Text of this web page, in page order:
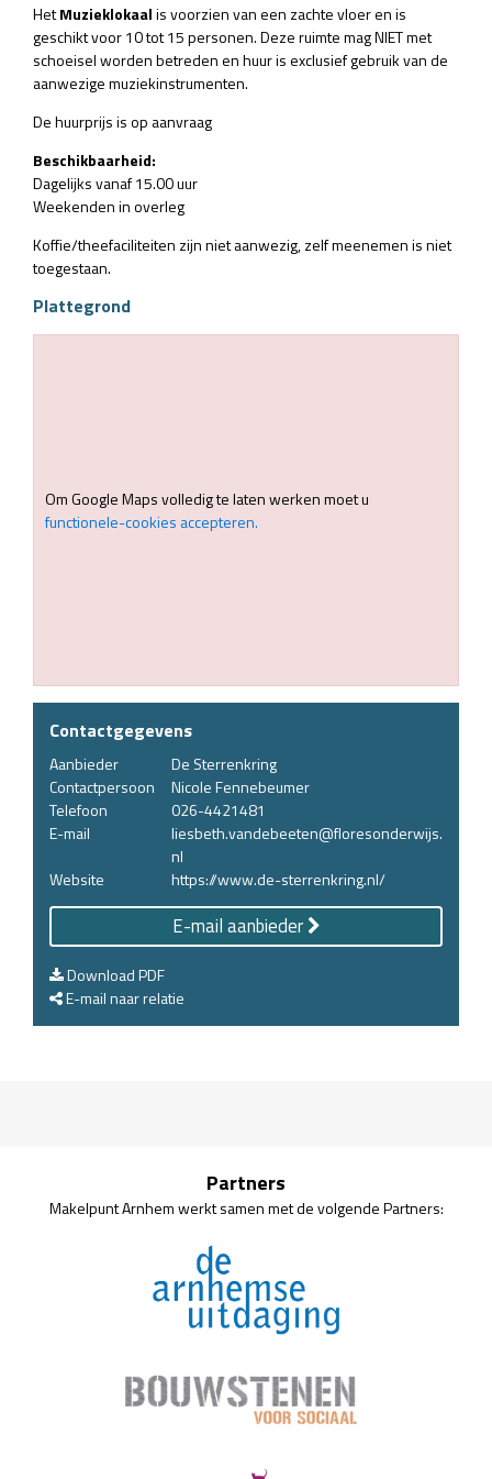
HetMuzieklokaalis voorzien van een zachte vloer en is
geschikt voor 10 tot 15 personen. Deze ruimte mag NIET met
schoeisel worden betreden en huur is exclusief gebruik van de
aanwezige muziekinstrumenten.
De huurprijs is op aanvraag
Beschikbaarheid:
Dagelijks vanaf 15.00 uur
Weekenden in overleg
Koffie/theefaciliteiten zijn niet aanwezig, zelf meenemen is niet
toegestaan.
Plattegrond
Om Google Maps volledig te laten werken moet u
functionele-cookies accepteren.
Contactgegevens
Aanbieder
De Sterrenkring
Contactpersoon
Nicole Fennebeumer
Telefoon
026-4421481
E-mail
liesbeth.vandebeeten@floresonderwijs.
nl
Website
https://www.de-sterrenkring.nl/
E-mail aanbieder
Download PDF
E-mail naar relatie
Partners
Makelpunt Arnhem werkt samen met de volgende Partners: